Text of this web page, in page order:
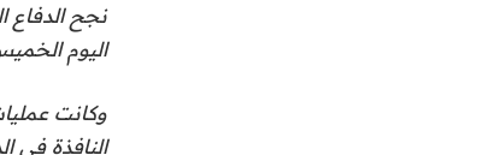
نجح
اليوم الخميس 6 شعبان
وكانت
النافذة في